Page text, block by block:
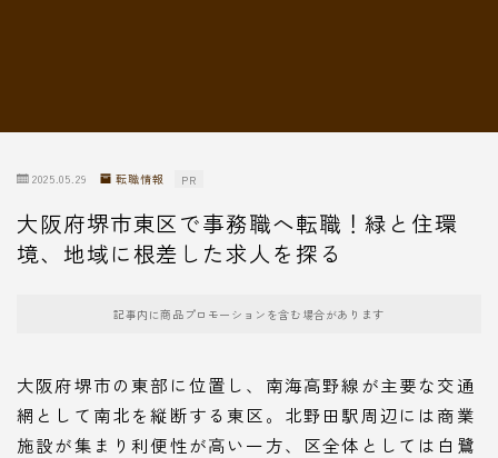
2025.05.29 転職情報 PR
大阪府堺市東区で事務職へ転職！緑と住環
境、地域に根差した求人を探る
記事内に商品プロモーションを含む場合があります
大阪府堺市の東部に位置し、南海高野線が主要な交通
網として南北を縦断する東区。北野田駅周辺には商業
施設が集まり利便性が高い一方、区全体としては白鷺